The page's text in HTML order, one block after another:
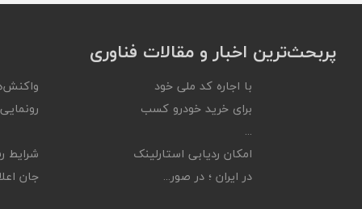
پربحث‌ترین اخبار و مقالات فناوری
با اجاره کد ملی خود
برای خرید خودرو کسب
...
امکان ردیابی استارلینک
در ایران ؛ در صور...
شرایط
جان